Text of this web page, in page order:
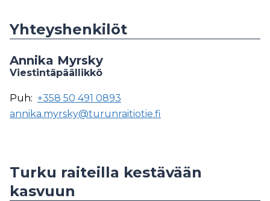
Yhteyshenkilöt
Annika Myrsky
Viestintäpäällikkö
Puh: +358 50 491 0893
annika.myrsky@turunraitiotie.fi
Turku raiteilla kestävään
kasvuun